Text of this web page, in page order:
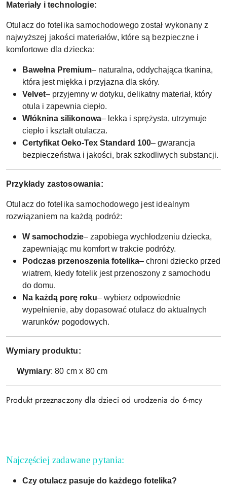
Materiały i technologie:
Otulacz do fotelika samochodowego został wykonany z
najwyższej jakości materiałów, które są bezpieczne i
komfortowe dla dziecka:
Bawełna Premium– naturalna, oddychająca tkanina,
która jest miękka i przyjazna dla skóry.
Velvet– przyjemny w dotyku, delikatny materiał, który
otula i zapewnia ciepło.
Włóknina silikonowa– lekka i sprężysta, utrzymuje
ciepło i kształt otulacza.
Certyfikat Oeko-Tex Standard 100– gwarancja
bezpieczeństwa i jakości, brak szkodliwych substancji.
Przykłady zastosowania:
Otulacz do fotelika samochodowego jest idealnym
rozwiązaniem na każdą podróż:
W samochodzie– zapobiega wychłodzeniu dziecka,
zapewniając mu komfort w trakcie podróży.
Podczas przenoszenia fotelika– chroni dziecko przed
wiatrem, kiedy fotelik jest przenoszony z samochodu
do domu.
Na każdą porę roku– wybierz odpowiednie
wypełnienie, aby dopasować otulacz do aktualnych
warunków pogodowych.
Wymiary produktu:
Wymiary: 80 cm x 80 cm
Produkt przeznaczony dla dzieci od urodzenia do 6-mcy
Najczęściej zadawane pytania:
Czy otulacz pasuje do każdego fotelika?